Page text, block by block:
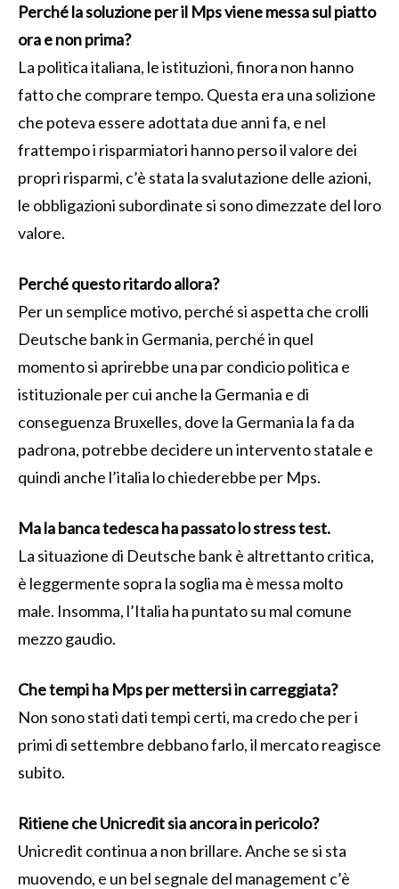
Perché la soluzione per il Mps viene messa sul piatto
ora e non prima?
La politica italiana, le istituzioni, finora non hanno
fatto che comprare tempo. Questa era una solizione
che poteva essere adottata due anni fa, e nel
frattempo i risparmiatori hanno perso il valore dei
propri risparmi, c’è stata la svalutazione delle azioni,
le obbligazioni subordinate si sono dimezzate del loro
valore.
Perché questo ritardo allora?
Per un semplice motivo, perché si aspetta che crolli
Deutsche bank in Germania, perché in quel
momento si aprirebbe una par condicio politica e
istituzionale per cui anche la Germania e di
conseguenza Bruxelles, dove la Germania la fa da
padrona, potrebbe decidere un intervento statale e
quindi anche l’italia lo chiederebbe per Mps.
Ma la banca tedesca ha passato lo stress test.
La situazione di Deutsche bank è altrettanto critica,
è leggermente sopra la soglia ma è messa molto
male. Insomma, l’Italia ha puntato su mal comune
mezzo gaudio.
Che tempi ha Mps per mettersi in carreggiata?
Non sono stati dati tempi certi, ma credo che per i
primi di settembre debbano farlo, il mercato reagisce
subito.
Ritiene che Unicredit sia ancora in pericolo?
Unicredit continua a non brillare. Anche se si sta
muovendo, e un bel segnale del management c’è